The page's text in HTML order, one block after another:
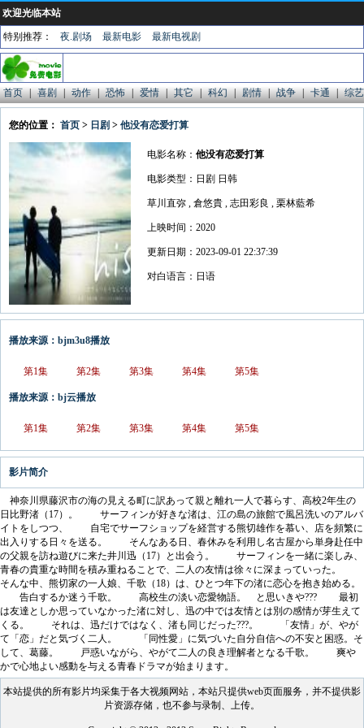
欢迎光临本站
特别推荐： 夜.剧场 最新电影 最新电视剧
首页 | 喜剧 | 动作 | 恐怖 | 爱情 | 其它 | 科幻 | 剧情 | 战争 | 卡通 | 综艺
您的位置： 首页 > 日剧 > 他没有恋爱打算
电影名称： 他没有恋爱打算
电影类型：日剧 日韩
草川直弥 , 倉悠貴 , 志田彩良 , 栗林藍希
上映时间：2020
更新日期：2023-09-01 22:37:39
对白语言：日语
播放来源：bjm3u8播放
第1集 第2集 第3集 第4集 第5集
播放来源：bj云播放
第1集 第2集 第3集 第4集 第5集
影片简介
神奈川県藤沢市の海の見える町に訳あって親と離れ一人で暮らす、高校2年生の
日比野渚（17）。 サーフィンが好きな渚は、江の島の旅館で風呂洗いのアルバ
イトをしつつ、 自宅でサーフショップを経営する熊切雄作を慕い、店を頻繁に
出入りする日々を送る。 そんなある日、春休みを利用し名古屋から単身赴任中
の父親を訪ね遊びに来た井川迅（17）と出会う。 サーフィンを一緒に楽しみ、
青春の貴重な時間を積み重ねることで、二人の友情は徐々に深まっていった。
そんな中、熊切家の一人娘、千歌（18）は、ひとつ年下の渚に恋心を抱き始める。
告白するか迷う千歌。 高校生の淡い恋愛物語。 と思いきや??? 最初
は友達としか思っていなかった渚に対し、迅の中では友情とは別の感情が芽生えて
くる。 それは、迅だけではなく、渚も同じだった???。 「友情」が、やが
て「恋」だと気づく二人。 「同性愛」に気づいた自分自信への不安と困惑。そ
して、葛藤。 戸惑いながら、やがて二人の良き理解者となる千歌。 爽や
かで心地よい感動を与える青春ドラマが始まります。
本站提供的所有影片均采集于各大视频网站，本站只提供web页面服务，并不提供影
片资源存储，也不参与录制、上传。